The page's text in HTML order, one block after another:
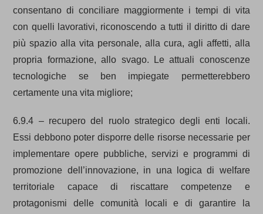
consentano di conciliare maggiormente i tempi di vita
con quelli lavorativi, riconoscendo a tutti il diritto di dare
più spazio alla vita personale, alla cura, agli affetti, alla
propria formazione, allo svago. Le attuali conoscenze
tecnologiche se ben impiegate permetterebbero
certamente una vita migliore;
6.9.4 – recupero del ruolo strategico degli enti locali.
Essi debbono poter disporre delle risorse necessarie per
implementare opere pubbliche, servizi e programmi di
promozione dell’innovazione, in una logica di welfare
territoriale capace di riscattare competenze e
protagonismi delle comunità locali e di garantire la